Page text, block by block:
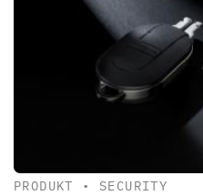
PRODUKT • SECURITY